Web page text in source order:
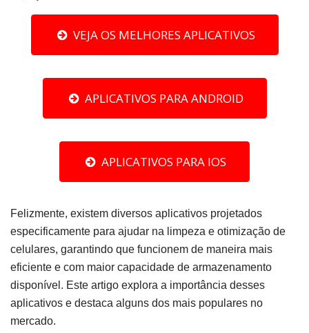
VEJA OS MELHORES APLICATIVOS
APLICATIVOS PARA ANDROID
APLICATIVOS PARA IOS
Felizmente, existem diversos aplicativos projetados
especificamente para ajudar na limpeza e otimização de
celulares, garantindo que funcionem de maneira mais
eficiente e com maior capacidade de armazenamento
disponível. Este artigo explora a importância desses
aplicativos e destaca alguns dos mais populares no
mercado.